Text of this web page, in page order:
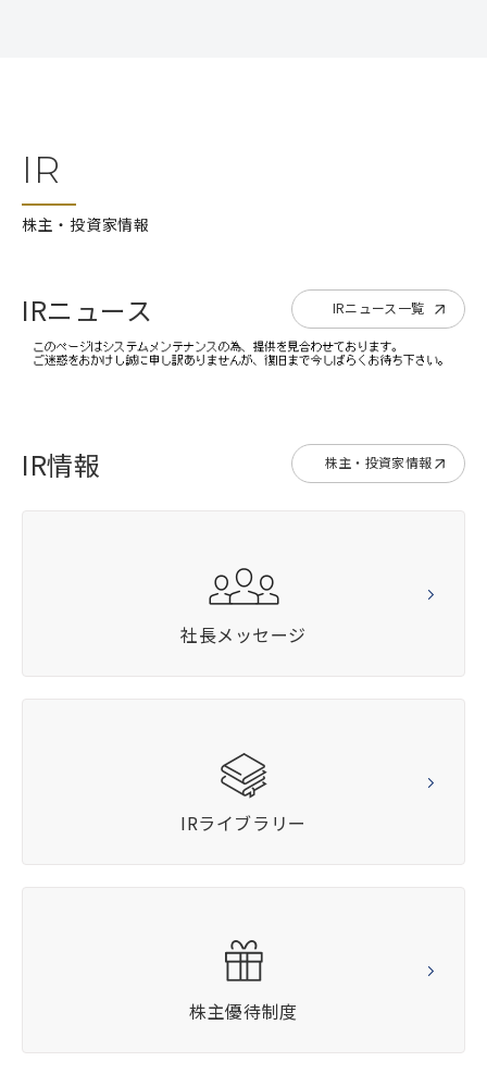
IR
株主・投資家情報
IRニュース IRニュース一覧
IR情報 株主・投資家情報
社長メッセージ
IRライブラリー
株主優待制度